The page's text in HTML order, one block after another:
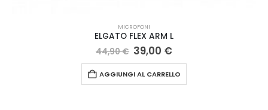
MICROFONI
ELGATO FLEX ARM L
44,90€ Il
prezzo
originale
era:
44,90 €.
39,00 €Il
prezzo
attuale
è:
39,00 €.
AGGIUNGI AL CARRELLO